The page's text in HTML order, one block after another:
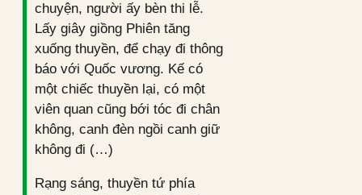
chuyện, người ấy bèn thi lễ.
Lấy giây giồng Phiên tăng
xuống thuyền, để chạy đi thông
báo với Quốc vương. Kế có
một chiếc thuyền lại, có một
viên quan cũng bới tóc đi chân
không, canh đèn ngồi canh giữ
không đi (…)
Rạng sáng, thuyền tứ phía